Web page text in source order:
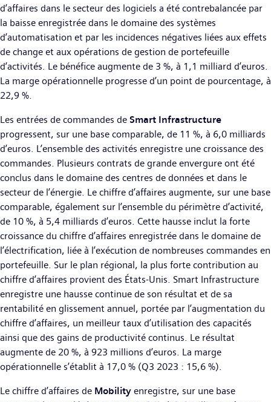
d’affaires dans le secteur des logiciels a été contrebalancée par
la baisse enregistrée dans le domaine des systèmes
d’automatisation et par les incidences négatives liées aux effets
de change et aux opérations de gestion de portefeuille
d’activités. Le bénéfice augmente de 3 %, à 1,1 milliard d’euros.
La marge opérationnelle progresse d’un point de pourcentage, à
22,9 %.
Les entrées de commandes de Smart Infrastructure
progressent, sur une base comparable, de 11 %, à 6,0 milliards
d’euros. L’ensemble des activités enregistre une croissance des
commandes. Plusieurs contrats de grande envergure ont été
conclus dans le domaine des centres de données et dans le
secteur de l’énergie. Le chiffre d’affaires augmente, sur une base
comparable, également sur l’ensemble du périmètre d’activité,
de 10 %, à 5,4 milliards d’euros. Cette hausse inclut la forte
croissance du chiffre d’affaires enregistrée dans le domaine de
l’électrification, liée à l’exécution de nombreuses commandes en
portefeuille. Sur le plan régional, la plus forte contribution au
chiffre d’affaires provient des États-Unis. Smart Infrastructure
enregistre une hausse continue de son résultat et de sa
rentabilité en glissement annuel, portée par l’augmentation du
chiffre d’affaires, un meilleur taux d’utilisation des capacités
ainsi que des gains de productivité continus. Le résultat
augmente de 20 %, à 923 millions d’euros. La marge
opérationnelle s’établit à 17,0 % (Q3 2023 : 15,6 %).
Le chiffre d’affaires de Mobility enregistre, sur une base